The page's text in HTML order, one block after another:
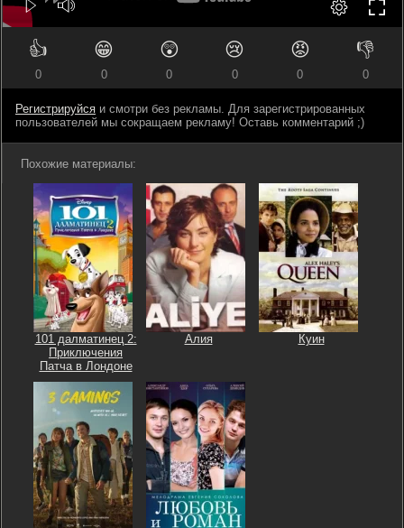
👍
0
😁
0
😲
0
😢
0
😡
0
👎
0
Регистрируйся и смотри без рекламы. Для зарегистрированных
пользователей мы сокращаем рекламу! Оставь комментарий ;)
Похожие материалы:
101 далматинец 2:
Приключения
Патча в Лондоне
Aлия Куин